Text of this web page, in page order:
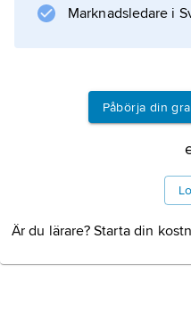
1999–2001.
Information
Marknadsledare i
Påbörja din
Är du lärare? Starta din